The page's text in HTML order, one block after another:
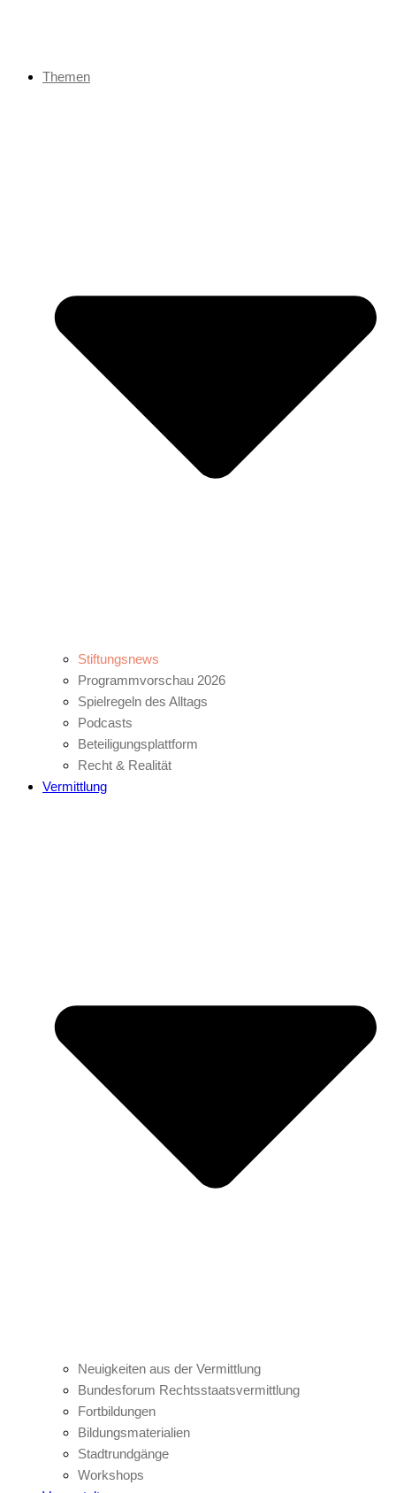
Themen
Stiftungsnews
Programmvorschau 2026
Spielregeln des Alltags
Podcasts
Beteiligungsplattform
Recht & Realität
Vermittlung
Neuigkeiten aus der Vermittlung
Bundesforum Rechtsstaatsvermittlung
Fortbildungen
Bildungsmaterialien
Stadtrundgänge
Workshops